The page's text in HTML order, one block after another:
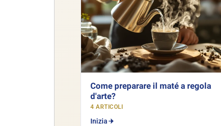
Come preparare il maté a regola
d'arte?
4 ARTICOLI
Inizia